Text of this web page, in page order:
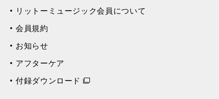
リットーミュージック会員について
会員規約
お知らせ
アフターケア
付録ダウンロード